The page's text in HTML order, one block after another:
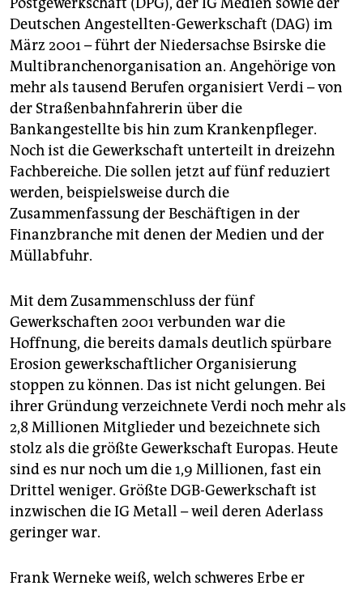
Deutschen Angestellten-Gewerkschaft (DAG) im
März 2001 – führt der Niedersachse Bsirske die
Multibranchenorganisation an. Angehörige von
mehr als tausend Berufen organisiert Verdi – von
der Straßenbahnfahrerin über die
Bankangestellte bis hin zum Krankenpfleger.
Noch ist die Gewerkschaft unterteilt in dreizehn
Fachbereiche. Die sollen jetzt auf fünf reduziert
werden, beispielsweise durch die
Zusammenfassung der Beschäftigen in der
Finanzbranche mit denen der Medien und der
Müllabfuhr.
Mit dem Zusammenschluss der fünf
Gewerkschaften 2001 verbunden war die
Hoffnung, die bereits damals deutlich spürbare
Erosion gewerkschaftlicher Organisierung
stoppen zu können. Das ist nicht gelungen. Bei
ihrer Gründung verzeichnete Verdi noch mehr als
2,8 Millionen Mitglieder und bezeichnete sich
stolz als die größte Gewerkschaft Europas. Heute
sind es nur noch um die 1,9 Millionen, fast ein
Drittel weniger. Größte DGB-Gewerkschaft ist
inzwischen die IG Metall – weil deren Aderlass
geringer war.
Frank Werneke weiß, welch schweres Erbe er